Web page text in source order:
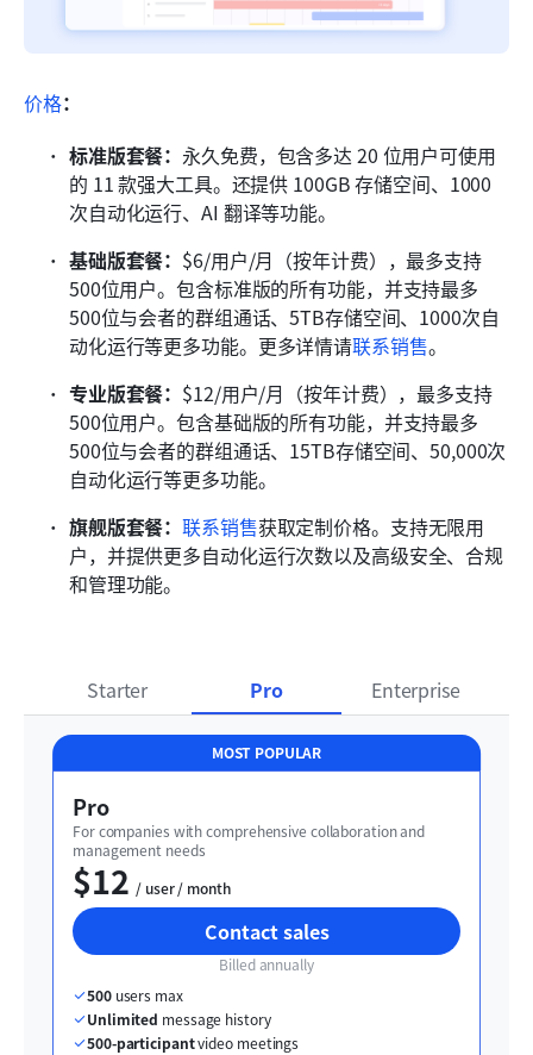
价格：
标准版套餐： 永久免费，包含多达 20 位用户可使用
的 11 款强大工具。还提供 100GB 存储空间、1000
次自动化运行、AI 翻译等功能。
基础版套餐： $6/用户/月（按年计费），最多支持
500位用户。包含标准版的所有功能，并支持最多
500位与会者的群组通话、5TB存储空间、1000次自
动化运行等更多功能。更多详情请联系销售。
专业版套餐： $12/用户/月（按年计费），最多支持
500位用户。包含基础版的所有功能，并支持最多
500位与会者的群组通话、15TB存储空间、50,000次
自动化运行等更多功能。
旗舰版套餐：联系销售获取定制价格。支持无限用
户，并提供更多自动化运行次数以及高级安全、合规
和管理功能。
Starter Pro Enterprise
MOST POPULAR
Pro
For companies with comprehensive collaboration and
management needs
$12
  / user / month
Contact sales
Billed annually
500 users max
Unlimited message history
500-participant video meetings